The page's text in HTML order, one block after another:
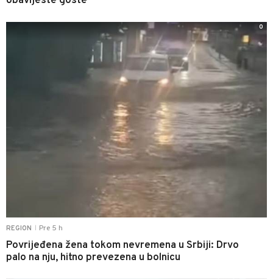
REGION Pre 5 h
Povrijeđena žena tokom nevremena u Srbiji: Drvo
palo na nju, hitno prevezena u bolnicu
0